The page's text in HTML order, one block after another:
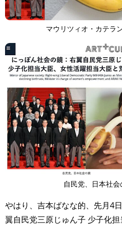
マウリツィオ・カテラ
自民党、日本社
やはり、吉本ばなな的、先月4
翼自民党三原じゅん子 少子化